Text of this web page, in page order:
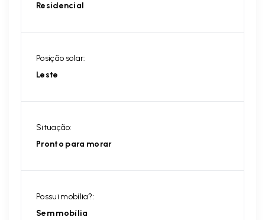
Residencial
Posição solar:
Leste
Situação:
Pronto para morar
Possui mobília?:
Sem mobília